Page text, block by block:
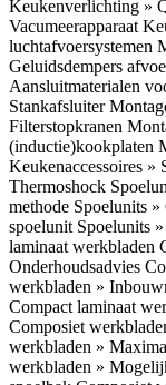
Keukenverlichting »
Vacumeerapparaat
luchtafvoersystemen
Geluidsdempers
Aansluitmaterialen
Stankafsluiter
Filterstopkranen
(inductie)kookplaten
Keukenaccessoires »
Thermoshock
methode Spoelunits
spoelunit Spoelunits
laminaat werkbladen
Onderhoudsadvies
werkbladen »
Compact laminaat
Composiet
werkbladen »
werkbladen »